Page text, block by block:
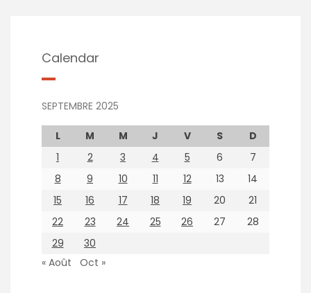
Calendar
SEPTEMBRE 2025
L M M J V S
D
1
2 3 4 5 6
7
8
9 10 11 12 13
14
15
16 17 18 19 20
21
22
23 24 25 26 27
28
29
30
« Août
Oct »